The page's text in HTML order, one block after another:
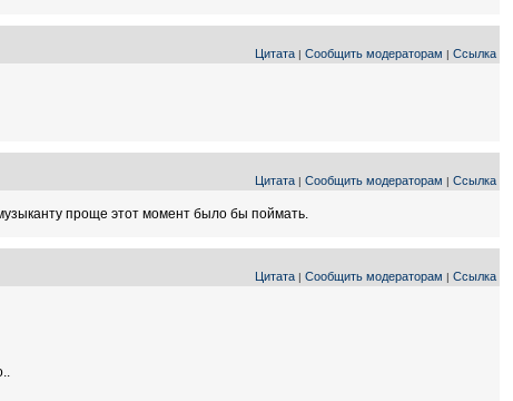
Цитата | Сообщить модераторам | Ссылка
Цитата | Сообщить модераторам | Ссылка
проще этот момент было бы поймать.
Цитата | Сообщить модераторам | Ссылка